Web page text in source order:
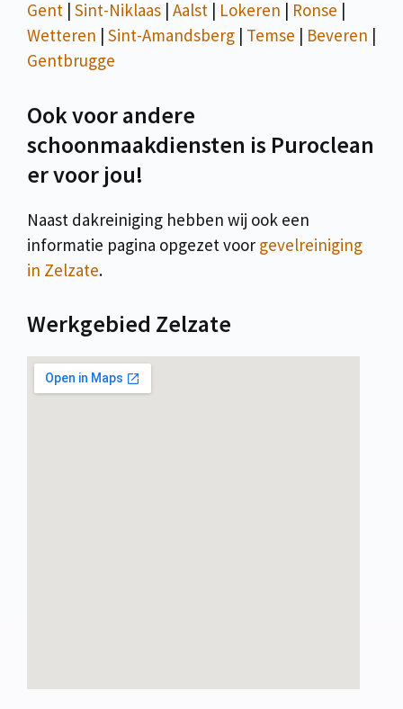
Gent Sint-Niklaas Aalst Lokeren Ronse
Wetteren Sint-Amandsberg Temse Beveren
Gentbrugge
Ook voor andere
schoonmaakdiensten is Puroclean
er voor jou!
Naast dakreiniging hebben wij ook een
informatie pagina opgezet voor gevelreiniging
in Zelzate.
Werkgebied Zelzate